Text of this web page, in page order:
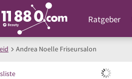
Ratgeber
Andrea Noelle Friseursalon